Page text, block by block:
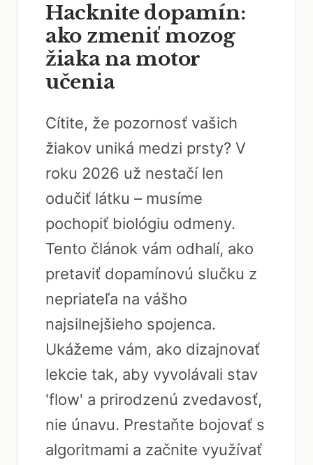
Hacknite dopamín:
ako zmeniť mozog
žiaka na motor
učenia
Cítite, že pozornosť vašich
žiakov uniká medzi prsty? V
roku 2026 už nestačí len
odučiť látku – musíme
pochopiť biológiu odmeny.
Tento článok vám odhalí, ako
pretaviť dopamínovú slučku z
nepriateľa na vášho
najsilnejšieho spojenca.
Ukážeme vám, ako dizajnovať
lekcie tak, aby vyvolávali stav
'flow' a prirodzenú zvedavosť,
nie únavu. Prestaňte bojovať s
algoritmami a začnite využívať